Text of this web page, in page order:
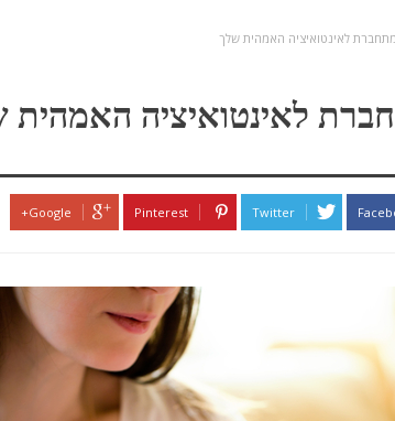
לאינטואיציה האמהית שלך
לאינטואיציה האמהית
Twitter
Pinterest
Google+